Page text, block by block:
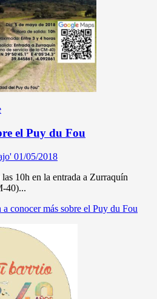
el Puy du Fou
01/05/2018
10h en la entrada a Zurraquín
40)...
a conocer más sobre el Puy du Fou